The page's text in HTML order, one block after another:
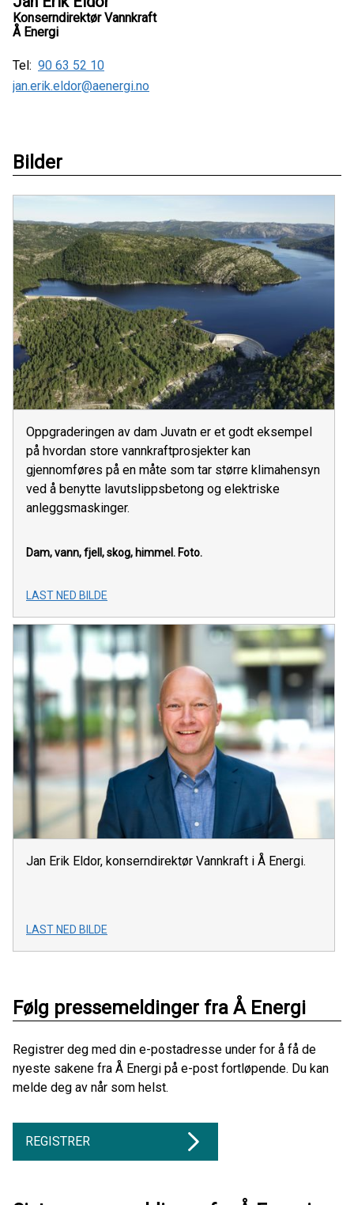
Konserndirektør Vannkraft
Å Energi
Tel: 90 63 52 10
jan.erik.eldor@aenergi.no
Bilder
Oppgraderingen av dam Juvatn er et godt eksempel
på hvordan store vannkraftprosjekter kan
gjennomføres på en måte som tar større klimahensyn
ved å benytte lavutslippsbetong og elektriske
anleggsmaskinger.
Dam, vann, fjell, skog, himmel. Foto.
LAST NED BILDE
Jan Erik Eldor, konserndirektør Vannkraft i Å Energi.
LAST NED BILDE
Følg pressemeldinger fra Å Energi
Registrer deg med din e-postadresse under for å få de
nyeste sakene fra Å Energi på e-post fortløpende. Du kan
melde deg av når som helst.
REGISTRER